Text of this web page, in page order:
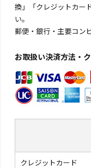
換」「クレジットカー
い。
郵便・銀行・主要コン
お取扱い決済方法・
クレジットカード